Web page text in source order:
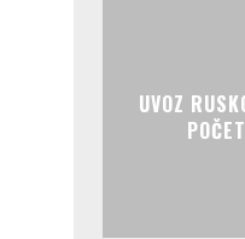
UVOZ